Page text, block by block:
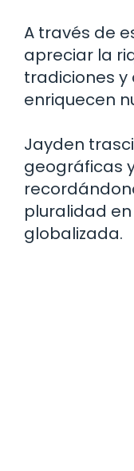
A través de
apreciar la
tradiciones y
enriquecen
Jayden
geográficas
pluralidad
globalizada.